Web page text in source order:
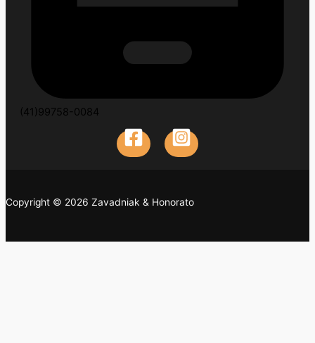
(41)99758-0084
Copyright © 2026 Zavadniak & Honorato